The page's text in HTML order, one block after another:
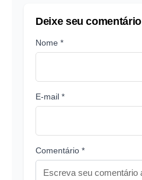
Deixe seu comentário
Nome *
E-mail *
Comentário *